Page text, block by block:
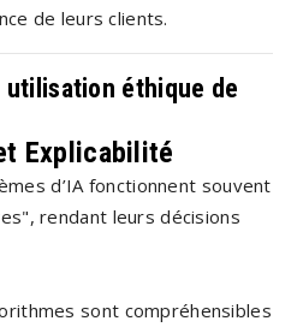
de leurs clients.
éthique de
Explicabilité
d’IA fonctionnent souvent
rendant leurs décisions
sont compréhensibles